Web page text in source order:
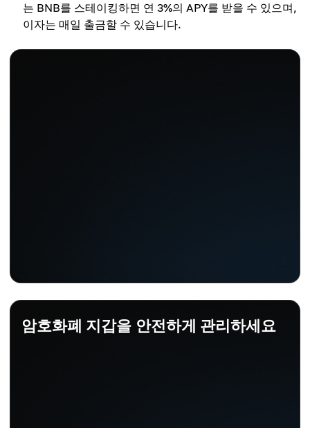
는 BNB를 스테이킹하면 연 3%의 APY를 받을 수 있으며,
이자는 매일 출금할 수 있습니다.
암호화폐 지갑을 안전하게 관리하세요